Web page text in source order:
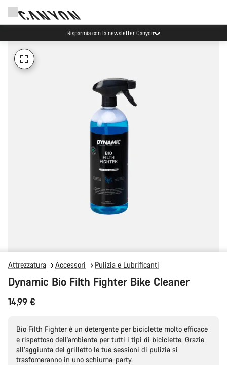
Risparmia con la newsletter Canyon
Attrezzatura Accessori Pulizia e Lubrificanti
Dynamic Bio Filth Fighter Bike Cleaner
14,99 €
Bio Filth Fighter è un detergente per biciclette molto efficace
e rispettoso dell'ambiente per tutti i tipi di biciclette. Grazie
all’aggiunta del grilletto le tue sessioni di pulizia si
trasfomeranno in uno schiuma-party.